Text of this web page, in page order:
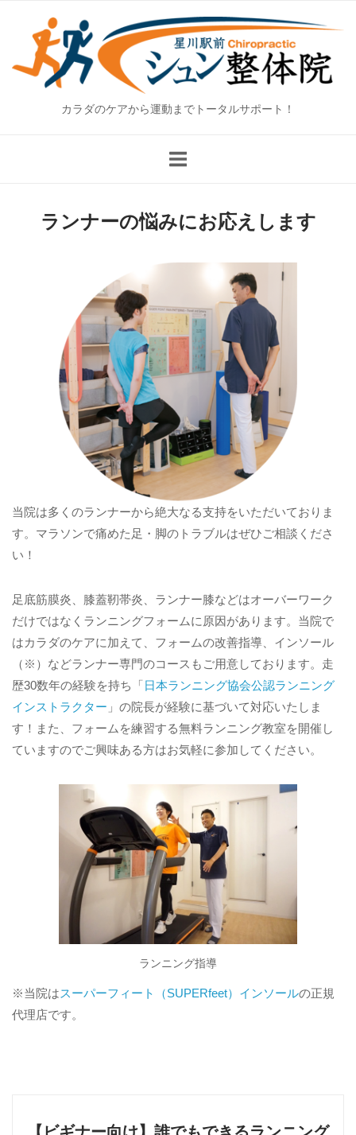
content
カラダのケアから運動までトータルサポート！
ランナーの悩みにお応えします
当院は多くのランナーから絶大なる支持をいただいておりま
す。マラソンで痛めた足・脚のトラブルはぜひご相談くださ
い！
足底筋膜炎、膝蓋靭帯炎、ランナー膝などはオーバーワーク
だけではなくランニングフォームに原因があります。当院で
はカラダのケアに加えて、フォームの改善指導、インソール
（※）などランナー専門のコースもご用意しております。走
歴30数年の経験を持ち「日本ランニング協会公認ランニング
インストラクター 」の院長が経験に基づいて対応いたしま
す！また、フォームを練習する無料ランニング教室を開催し
ていますのでご興味ある方はお気軽に参加してください。
ランニング指導
※当院はスーパーフィート（SUPERfeet）インソールの正規
代理店です。